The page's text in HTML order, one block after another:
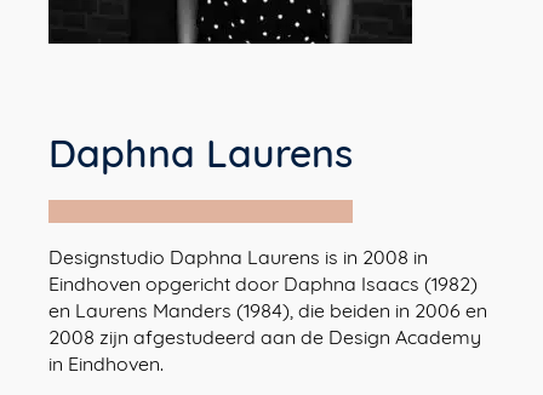
Daphna Laurens
Designstudio Daphna Laurens is in 2008 in
Eindhoven opgericht door Daphna Isaacs (1982)
en Laurens Manders (1984), die beiden in 2006 en
2008 zijn afgestudeerd aan de Design Academy
in Eindhoven.